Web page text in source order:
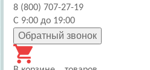
8 (800) 707-27-19
С 9:00 до 19:00
Обратный звонок